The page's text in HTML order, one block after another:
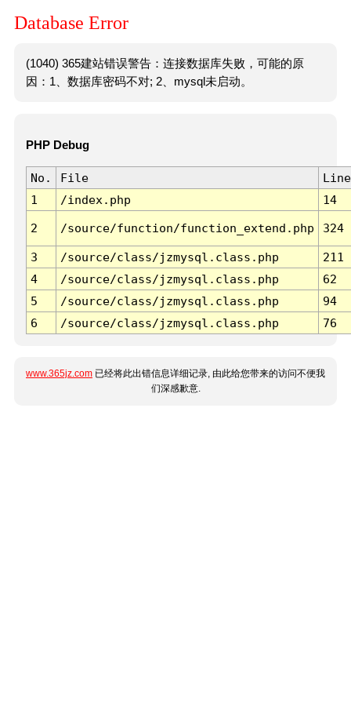
Database Error
(1040) 365建站错误警告：连接数据库失败，可能的原
因：1、数据库密码不对; 2、mysql未启动。
PHP Debug
No. File
Line
1
/index.php 14
2 /source/function/function_extend.php 324
3 /source/class/jzmysql.class.php
211
4
/source/class/jzmysql.class.php
62
5
/source/class/jzmysql.class.php
94
6
/source/class/jzmysql.class.php 76
www.365jz.com 已经将此出错信息详细记录, 由此给您带来的访问不便我
们深感歉意.